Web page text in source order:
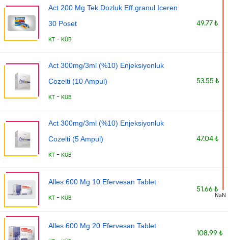
Act 200 Mg Tek Dozluk Eff.granul Iceren
30 Poset
KT - KÜB
49.77 ₺
Act 300mg/3ml (%10) Enjeksiyonluk
Cozelti (10 Ampul)
KT - KÜB
53.55 ₺
Act 300mg/3ml (%10) Enjeksiyonluk
Cozelti (5 Ampul)
KT - KÜB
47.04 ₺
Alles 600 Mg 10 Efervesan Tablet
KT - KÜB
51.66 ₺
Alles 600 Mg 20 Efervesan Tablet
108.99 ₺
NaN